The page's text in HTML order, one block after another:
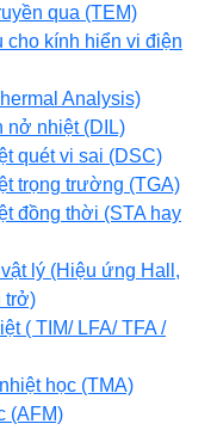
qua (TEM)
cho kính hiển vi điện
Analysis)
nở nhiệt (DIL)
quét vi sai (DSC)
trọng trường (TGA)
đồng thời (STA hay
lý (Hiệu ứng Hall,
trở)
( TIM/ LFA/ TFA /
học (TMA)
(AFM)